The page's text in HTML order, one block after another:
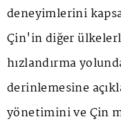
deneyimlerini
Çin'in diğer
hızlandırma
derinlemesine
yönetimini ve Çin